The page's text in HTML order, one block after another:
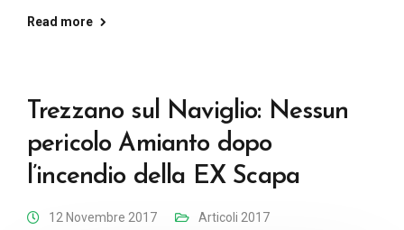
Read more
Trezzano sul Naviglio: Nessun
pericolo Amianto dopo
l’incendio della EX Scapa
12 Novembre 2017 Articoli 2017